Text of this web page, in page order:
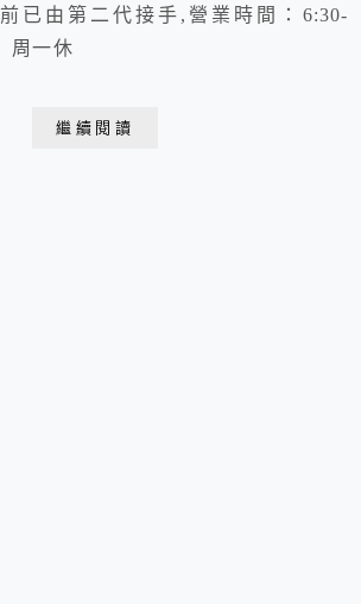
已由第二代接手,營業時間：6:30-
周一休
繼續閱讀